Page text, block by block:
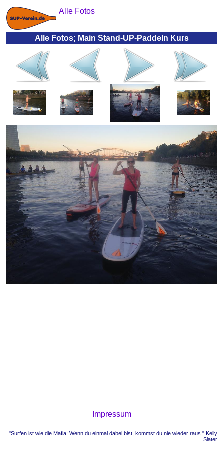
Alle Fotos
Alle Fotos; Main Stand-UP-Paddeln Kurs
Impressum
"Surfen ist wie die Mafia: Wenn du einmal dabei bist, kommst du nie wieder raus." Kelly
Slater